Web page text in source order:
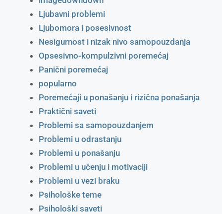
Ljubavni problemi
Ljubomora i posesivnost
Nesigurnost i nizak nivo samopouzdanja
Opsesivno-kompulzivni poremećaj
Panični poremećaj
popularno
Poremećaji u ponašanju i rizična ponašanja
Praktični saveti
Problemi sa samopouzdanjem
Problemi u odrastanju
Problemi u ponašanju
Problemi u učenju i motivaciji
Problemi u vezi braku
Psihološke teme
Psihološki saveti